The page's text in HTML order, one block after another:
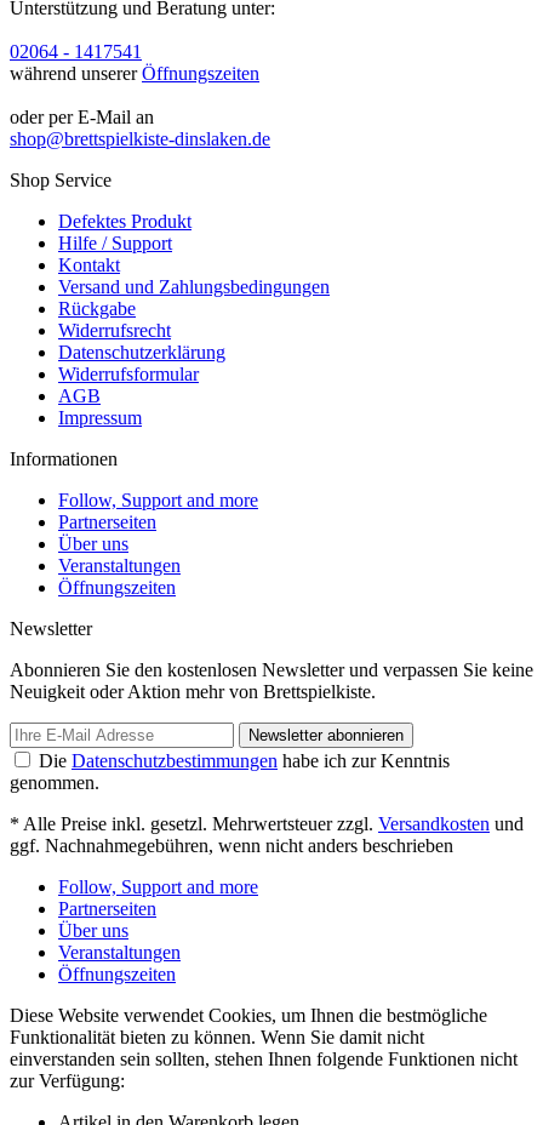
Service Hotline
Unterstützung und Beratung unter:
während unsererÖffnungszeiten
shop@brettspielkiste-dinslaken.de
Shop Service
Defektes Produkt
Hilfe / Support
Kontakt
Versand und Zahlungsbedingungen
Rückgabe
Widerrufsrecht
Datenschutzerklärung
Widerrufsformular
Impressum
Informationen
Follow, Support and more
Partnerseiten
Über uns
Öffnungszeiten
Newsletter
Neuigkeit oder Aktion mehr von Brettspielkiste.
genommen.
ggf. Nachnahmegebühren, wenn nicht anders beschrieben
Follow, Support and more
Partnerseiten
Über uns
Öffnungszeiten
Diese Website verwendet Cookies, um Ihnen die bestmögliche
Funktionalität bieten zu können. Wenn Sie damit nicht